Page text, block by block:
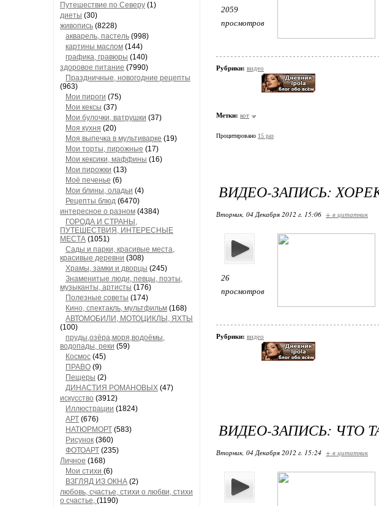
Путешествие по Северу (1)
диеты (30)
живопись (8228)
акварель, пастель (998)
картины маслом (144)
графика, гравюры (140)
здоровое питание (7990)
Праздничные, новогодние рецепты
(963)
Мои пироги (75)
Мои кексы (37)
Мои булочки, ватрушки (37)
Моя кухня (20)
Моя выпечка в мультиварке (19)
Мои торты, пирожные (17)
Мои кексики, маффины (16)
Мои пирожки (13)
Моё печенье (6)
Мои блины, оладьи (4)
Рецепты блюд (6470)
интересное о разном (4384)
ГОРОДА И СТРАНЫ,
ПУТЕШЕСТВИЯ, ИНТЕРЕСНЫЕ
МЕСТА (1051)
Сады и парки, красивые места,
красивые деревни (308)
Храмы, замки и дворцы (245)
Знаменитые люди, певцы, поэты,
музыканты, артисты (176)
Полезные советы (174)
Кино, спектакль, мультфильм (168)
АВТОМОБИЛИ, МОТОЦИКЛЫ, ЯХТЫ
(100)
пруды,озёра,моря,водоёмы,
водопады, реки (59)
Космос (45)
ПРАВО (9)
Пещеры (2)
ДИНАСТИЯ РОМАНОВЫХ (47)
искусство (3912)
Иллюстрации (1824)
АРТ (676)
НАТЮРМОРТ (583)
Рисунок (360)
ФОТОАРТ (235)
Личное (168)
Мои стихи (6)
ВЗГЛЯД ИЗ ОКНА (2)
любовь, счастье, стихи о любви, стихи
о счастье, (1190)
2059
просмотров
Рубрики: видео
Метки: кот
Процитировано 15 раз
ВИДЕО-ЗАПИСЬ:
Вторник, 04 Декабря 2012 г. 15:06 + в цитатник
26
просмотров
Рубрики: видео
ВИДЕО-ЗАПИСЬ: ЧТО
Вторник, 04 Декабря 2012 г. 15:24 + в цитатник